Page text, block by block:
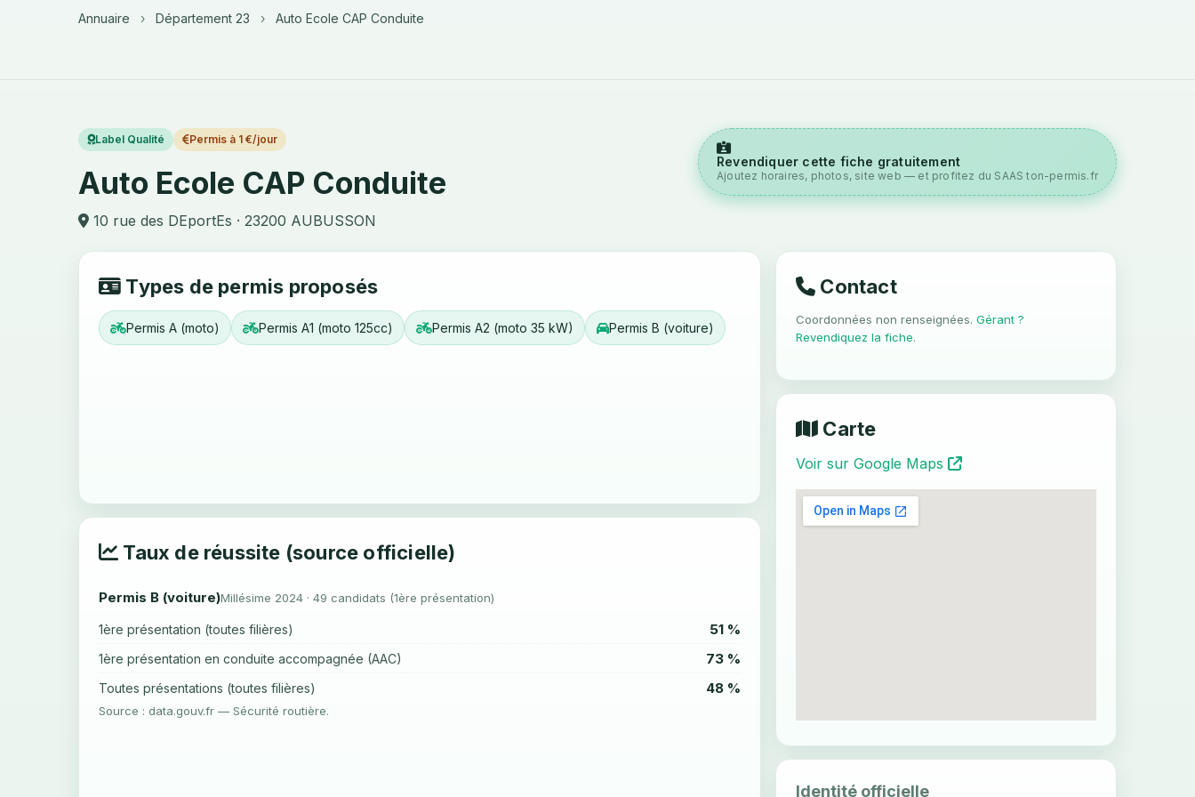
Annuaire › Département 23 › Auto Ecole CAP Conduite
Label Qualité Permis à 1 €/jour
Auto Ecole CAP Conduite
10 rue des DEportEs · 23200 AUBUSSON
Revendiquer cette fiche gratuitement
Ajoutez horaires, photos, site web — et profitez du SAAS ton-permis.fr
Types de permis proposés
Permis A (moto) Permis A1 (moto 125cc) Permis A2 (moto 35 kW) Permis B (voiture)
Taux de réussite (source officielle)
Permis B (voiture)Millésime 2024 · 49 candidats (1ère présentation)
1ère présentation (toutes filières) 51 %
1ère présentation en conduite accompagnée (AAC) 73 %
Toutes présentations (toutes filières) 48 %
Source : data.gouv.fr — Sécurité routière.
Contact
Coordonnées non renseignées. Gérant ?
Revendiquez la fiche.
Carte
Voir sur Google Maps
Identité officielle